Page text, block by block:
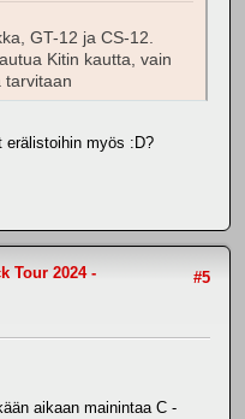
GT-12 ja CS-12.
Kitin kautta, vain
tarvitaan
erälistoihin myös :D?
#5
Tour 2024 -
aikaan mainintaa C -